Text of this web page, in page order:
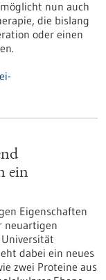
nun auch
die bislang
oder einen
ein
Eigenschaften
neuartigen
dabei ein neues
zwei Proteine aus